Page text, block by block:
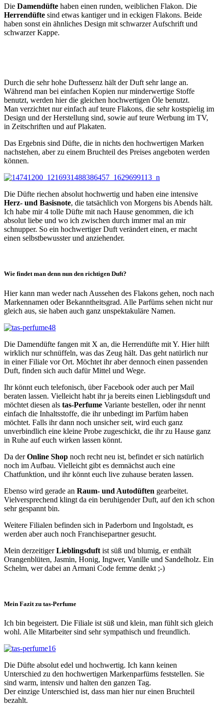
Die Damendüfte haben einen runden, weiblichen Flakon. Die
Herrendüfte sind etwas kantiger und in eckigen Flakons. Beide
haben sonst ein ähnliches Design mit schwarzer Aufschrift und
schwarzer Kappe.
Durch die sehr hohe Duftessenz hält der Duft sehr lange an.
Während man bei einfachen Kopien nur minderwertige Stoffe
benutzt, werden hier die gleichen hochwertigen Öle benutzt.
Man verzichtet nur einfach auf teure Flakons, die sehr kostspielig im
Design und der Herstellung sind, sowie auf teure Werbung im TV,
in Zeitschriften und auf Plakaten.
Das Ergebnis sind Düfte, die in nichts den hochwertigen Marken
nachstehen, aber zu einem Bruchteil des Preises angeboten werden
können.
Die Düfte riechen absolut hochwertig und haben eine intensive
Herz- und Basisnote, die tatsächlich von Morgens bis Abends hält.
Ich habe mir 4 tolle Düfte mit nach Hause genommen, die ich
absolut liebe und wo ich zwischen durch immer mal an mir
schnupper. So ein hochwertiger Duft verändert einen, er macht
einen selbstbewusster und anziehender.
Wie findet man denn nun den richtigen Duft?
Hier kann man weder nach Aussehen des Flakons gehen, noch nach
Markennamen oder Bekanntheitsgrad. Alle Parfüms sehen nicht nur
gleich aus, sie haben auch ganz unspektakuläre Namen.
Die Damendüfte fangen mit X an, die Herrendüfte mit Y. Hier hilft
wirklich nur schnüffeln, was das Zeug hält. Das geht natürlich nur
in einer Filiale vor Ort. Möchtet ihr aber dennoch einen passenden
Duft, finden sich auch dafür Mittel und Wege.
Ihr könnt euch telefonisch, über Facebook oder auch per Mail
beraten lassen. Vielleicht habt ihr ja bereits einen Lieblingsduft und
möchtet diesen als tas-Perfume Variante bestellen, oder ihr nennt
einfach die Inhaltsstoffe, die ihr unbedingt im Parfüm haben
möchtet. Falls ihr dann noch unsicher seit, wird euch ganz
unverbindlich eine kleine Probe zugeschickt, die ihr zu Hause ganz
in Ruhe auf euch wirken lassen könnt.
Da derOnline Shop noch recht neu ist, befindet er sich natürlich
noch im Aufbau. Vielleicht gibt es demnächst auch eine
Chatfunktion, und ihr könnt euch live zuhause beraten lassen.
Ebenso wird gerade an Raum- und Autodüften gearbeitet.
Vielversprechend klingt da ein beruhigender Duft, auf den ich schon
sehr gespannt bin.
Weitere Filialen befinden sich in Paderborn und Ingolstadt, es
werden aber auch noch Franchisepartner gesucht.
Mein derzeitigerLieblingsduft ist süß und blumig, er enthält
Orangenblüten, Jasmin, Honig, Ingwer, Vanille und Sandelholz. Ein
Schelm, wer dabei an Armani Code femme denkt ;-)
Mein Fazit zu tas-Perfume
Ich bin begeistert. Die Filiale ist süß und klein, man fühlt sich gleich
wohl. Alle Mitarbeiter sind sehr sympathisch und freundlich.
Die Düfte absolut edel und hochwertig. Ich kann keinen
Unterschied zu den hochwertigen Markenparfüms feststellen. Sie
sind warm, intensiv und halten den ganzen Tag.
Der einzige Unterschied ist, dass man hier nur einen Bruchteil
bezahlt.